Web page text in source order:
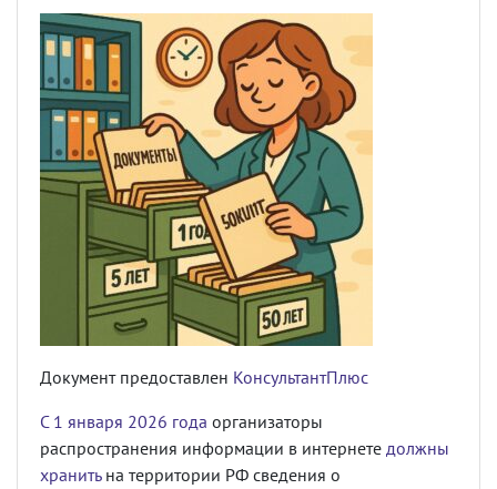
Документ предоставлен КонсультантПлюс
С 1 января 2026 года организаторы
распространения информации в интернете должны
хранитьна территории РФ сведения о